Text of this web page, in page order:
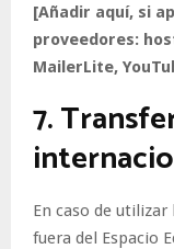
[Añadir aquí, si
proveedores:
MailerLite,
7.
En caso de
fuera del Espacio